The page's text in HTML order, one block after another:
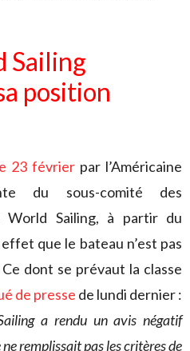
Sailing
position
23 février par l’Américaine
du sous-comité des
World Sailing, à partir du
que le bateau n’est pas
dont se prévaut la classe
de presse de lundi dernier :
a rendu un avis négatif
remplissait pas les critères de